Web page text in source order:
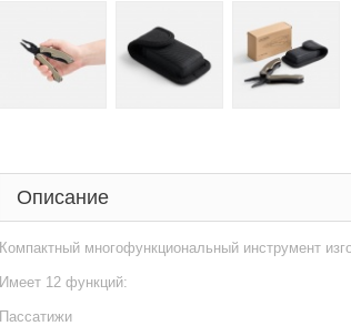
Описание
Компактный многофункциональный инструмент
Имеет 12 функций:
Пассатижи